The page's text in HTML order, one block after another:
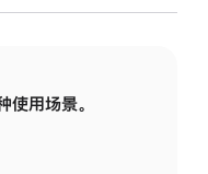
使用场景。